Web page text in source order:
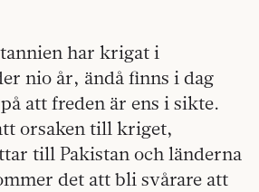
har krigat i
nio år, ändå finns i dag
att freden är ens i sikte.
orsaken till kriget,
till Pakistan och länderna
det att bli svårare att